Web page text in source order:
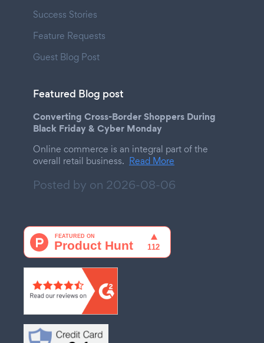
Success Stories
Feature Requests
Guest Blog Post
Featured Blog post
Converting Cross-Border Shoppers During
Black Friday & Cyber Monday
Online commerce is an integral part of the
overall retail business. Read More
Posted by on 2026-08-06